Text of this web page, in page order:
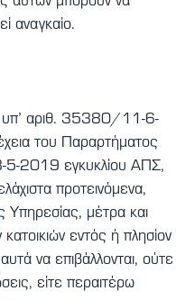
αναγκαίο.
αριθ. 35380/11-6-
του Παραρτήματος
2019 εγκυκλίου ΑΠΣ,
προτεινόμενα,
μέτρα και
εντός ή πλησίον
να επιβάλλονται, ούτε
είτε περαιτέρω